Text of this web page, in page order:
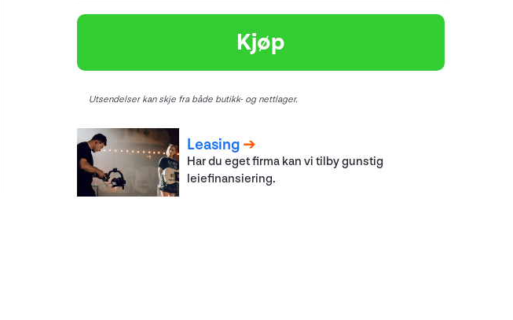
Kjøp
Utsendelser kan skje fra både butikk- og nettlager.
Leasing
Har du eget firma kan vi tilby gunstig
leiefinansiering.